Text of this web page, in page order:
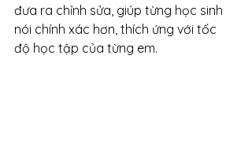
đưa ra chỉnh sửa, giúp từng học sinh
nói chính xác hơn, thích ứng với tốc
độ học tập của từng em.